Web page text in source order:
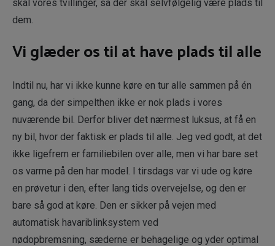
skal vores tvillinger, så der skal selvfølgelig være plads til
dem.
Vi glæder os til at have plads til alle
Indtil nu, har vi ikke kunne køre en tur alle sammen på én
gang, da der simpelthen ikke er nok plads i vores
nuværende bil. Derfor bliver det nærmest luksus, at få en
ny bil, hvor der faktisk er plads til alle. Jeg ved godt, at det
ikke ligefrem er familiebilen over alle, men vi har bare set
os varme på den har model. I tirsdags var vi ude og køre
en prøvetur i den, efter lang tids overvejelse, og den er
bare så god at køre. Den er sikker på vejen med
automatisk havariblinksystem ved
nødopbremsning, sæderne er behagelige og yder optimal